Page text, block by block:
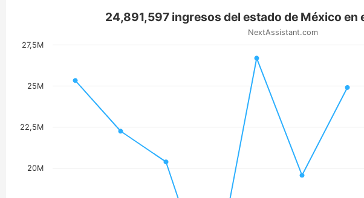
24,891,597 ingresos del estado de México
NextAssistant.com
20M
22,5M
25M
27,5M